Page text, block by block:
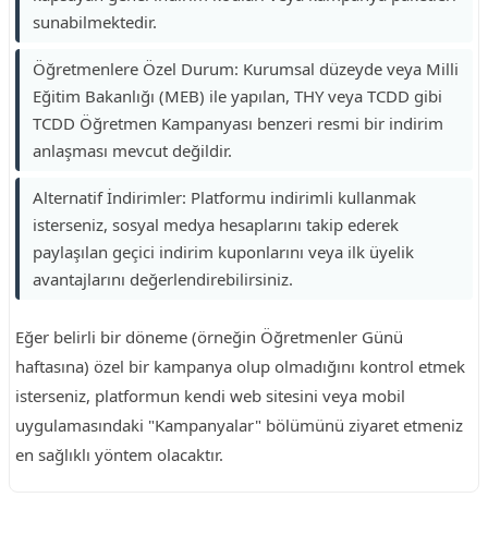
sunabilmektedir.
Öğretmenlere Özel Durum: Kurumsal düzeyde veya Milli
Eğitim Bakanlığı (MEB) ile yapılan, THY veya TCDD gibi
TCDD Öğretmen Kampanyası benzeri resmi bir indirim
anlaşması mevcut değildir.
Alternatif İndirimler: Platformu indirimli kullanmak
isterseniz, sosyal medya hesaplarını takip ederek
paylaşılan geçici indirim kuponlarını veya ilk üyelik
avantajlarını değerlendirebilirsiniz.
Eğer belirli bir döneme (örneğin Öğretmenler Günü
haftasına) özel bir kampanya olup olmadığını kontrol etmek
isterseniz, platformun kendi web sitesini veya mobil
uygulamasındaki "Kampanyalar" bölümünü ziyaret etmeniz
en sağlıklı yöntem olacaktır.